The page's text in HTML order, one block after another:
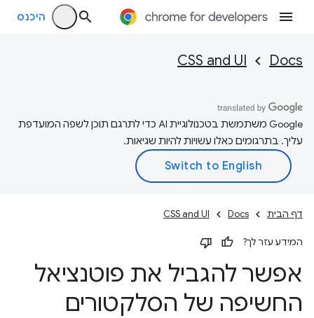
היכנס
Docs
CSS and UI
‫Google משתמשת בטכנולוגיית AI כדי לתרגם תוכן לשפה המועדפת
עליך. בתרגומים כאלו עשויות להיות שגיאות.
דף הבית Docs
CSS and UI
המידע עזר לך?
אפשר להגביל את פוטנציאל
החשיפה של הסלקטורים